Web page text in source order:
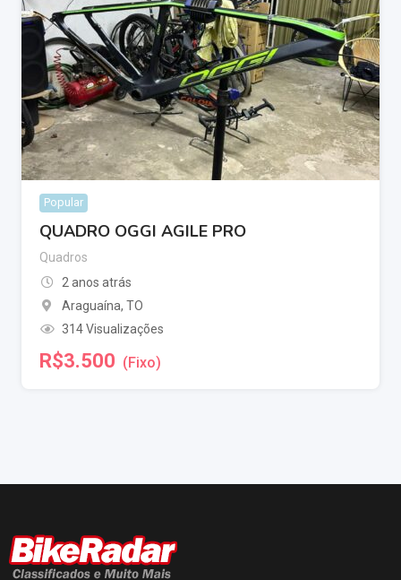
Popular
QUADRO OGGI AGILE PRO
Quadros
2 anos atrás
Araguaína, TO
314 Visualizações
R$3.500 (Fixo)